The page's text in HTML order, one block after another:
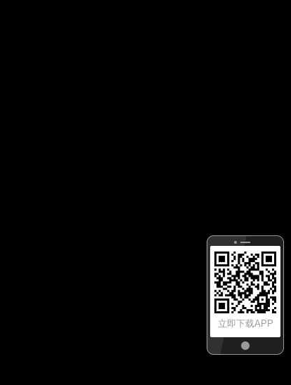
立即下载APP